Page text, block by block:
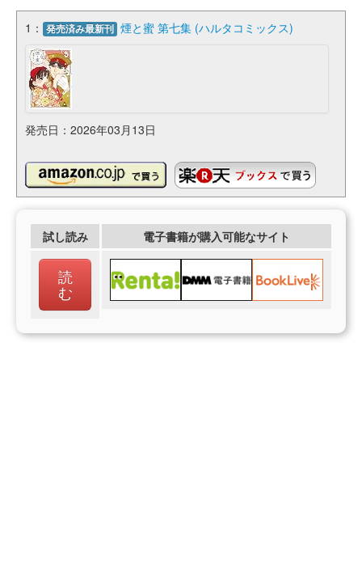
1： 発売済み最新刊 煙と蜜 第七集 (ハルタコミックス)
発売日：2026年03月13日
試し読み 電子書籍が購入可能なサイト
読
む